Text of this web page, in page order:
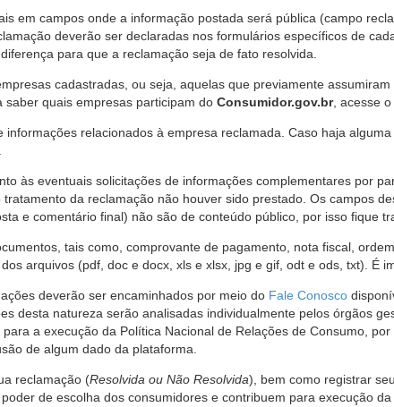
em campos onde a informação postada será pública (campo
deverão ser declaradas nos formulários específicos de
para que a reclamação seja de fato resolvida.
cadastradas, ou seja, aquelas que previamente
quais empresas participam do Consumidor.gov.br, acesse o
relacionados à empresa reclamada. Caso haja
às eventuais solicitações de informações complementares por
da reclamação não houver sido prestado. Os campos
e comentário final) não são de conteúdo público, por isso fique
tais como, comprovante de pagamento, nota fiscal,
arquivos (pdf, doc e docx, xls e xlsx, jpg e gif, odt e ods, txt). É
deverão ser encaminhados por meio do Fale Conosco
desta natureza serão analisadas individualmente pelos órgãos
a execução da Política Nacional de Relações de Consumo,
de algum dado da plataforma.
reclamação (Resolvida ou Não Resolvida), bem como registrar
de escolha dos consumidores e contribuem para execução